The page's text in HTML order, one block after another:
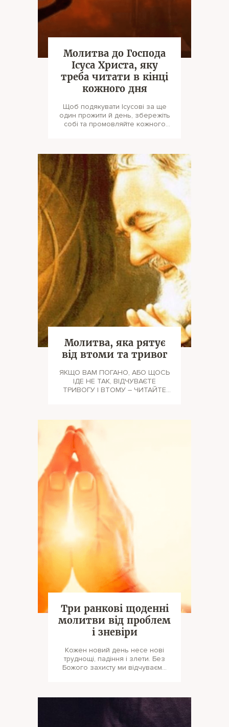
Молитва до Господа
Ісуса Христа, яку
треба читати в кінці
кожного дня
Щоб подякувати Ісусові за ще
один прожити й день, збережіть
собі та промовляйте кожного
Молитва, яка рятує
від втоми та тривог
ЯКЩО ВАМ ПОГАНО, АБО ЩОСЬ
ІДЕ НЕ ТАК, ВІДЧУВАЄТЕ
ТРИВОГУ І ВТОМУ – ЧИТАЙТЕ
Три ранкові щоденні
молитви від проблем
і зневіри
Кожен новий день несе нові
труднощі, падіння і злети. Без
Божого захисту ми відчуваємо